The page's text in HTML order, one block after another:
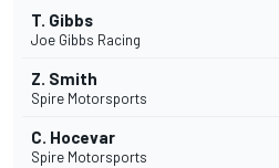
T. Gibbs
Joe Gibbs Racing
Z. Smith
Spire Motorsports
C. Hocevar
Spire Motorsports